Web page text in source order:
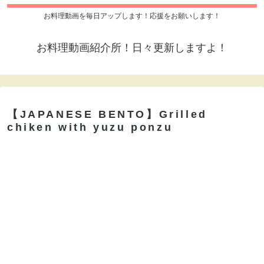
お料理動画を毎日アップします！応援をお願いします！
お料理動画紹介所！日々更新しますよ！
【JAPANESE BENTO】Grilled
chiken with yuzu ponzu